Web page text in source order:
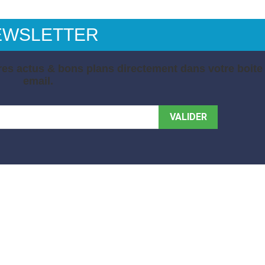
actus & bons plans directement dans votre boite
email.